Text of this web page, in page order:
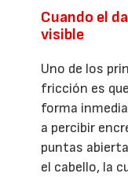
Cuando el
visible
Uno de los
fricción es
forma
a percibir
puntas
el cabello, la